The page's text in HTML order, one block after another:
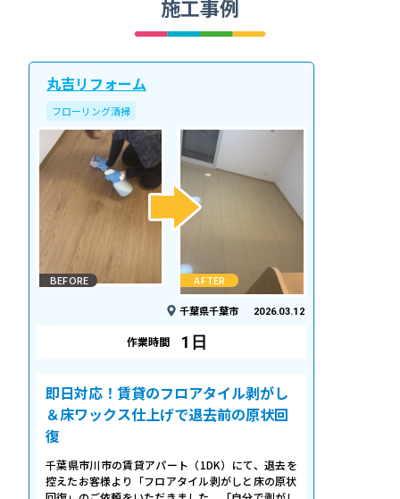
施工事例
丸吉リフォーム
フローリング清掃
BEFORE AFTER
千葉県千葉市 2026.03.12
作業時間 1日
即日対応！賃貸のフロアタイル剥がし
＆床ワックス仕上げで退去前の原状回
復
千葉県市川市の賃貸アパート（1DK）にて、退去を
控えたお客様より「フロアタイル剥がしと床の原状